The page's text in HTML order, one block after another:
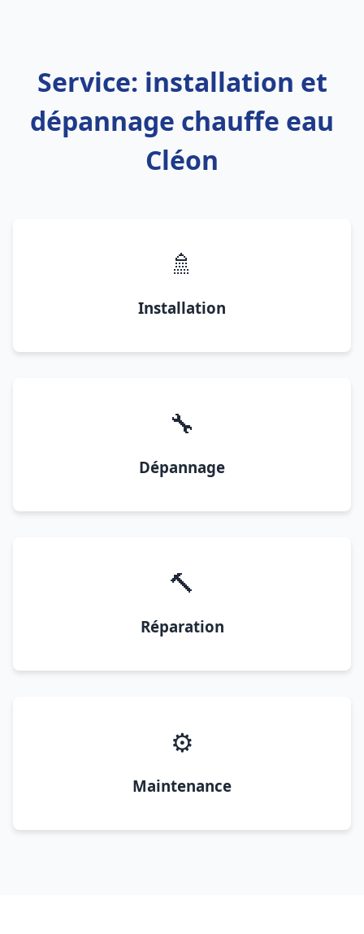
Service: installation et
dépannage chauffe eau
Cléon
🚿
Installation
🔧
Dépannage
🔨
Réparation
⚙️
Maintenance